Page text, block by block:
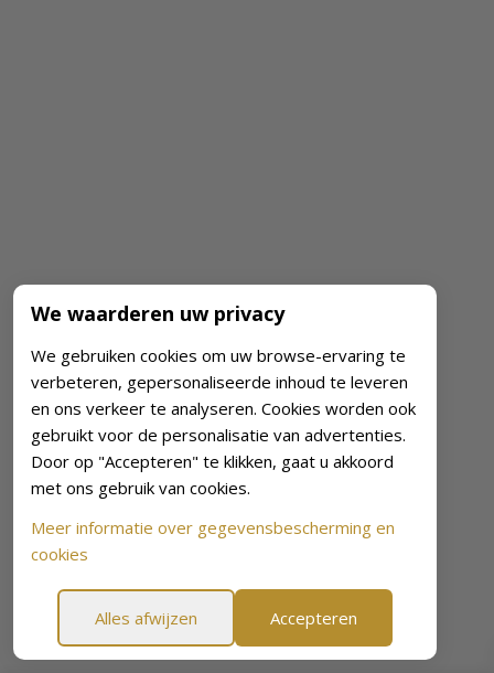
We waarderen uw privacy
We gebruiken cookies om uw browse-ervaring te
verbeteren, gepersonaliseerde inhoud te leveren
en ons verkeer te analyseren. Cookies worden ook
gebruikt voor de personalisatie van advertenties.
Door op "Accepteren" te klikken, gaat u akkoord
met ons gebruik van cookies.
Meer informatie over gegevensbescherming en
cookies
Alles afwijzen Accepteren